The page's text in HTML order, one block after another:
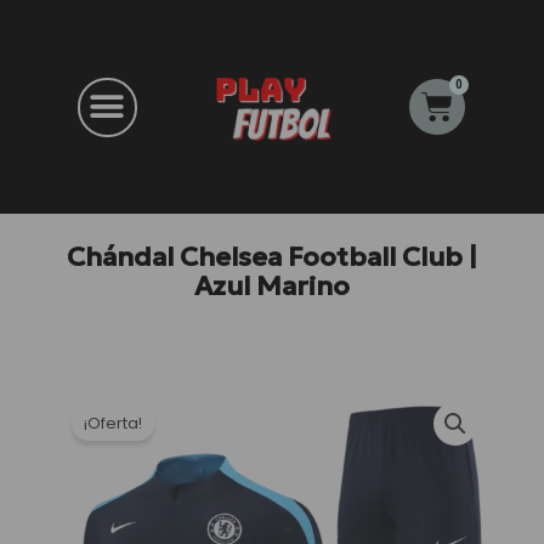
0
Carrito
Chándal Chelsea Football Club |
Azul Marino
¡Oferta!